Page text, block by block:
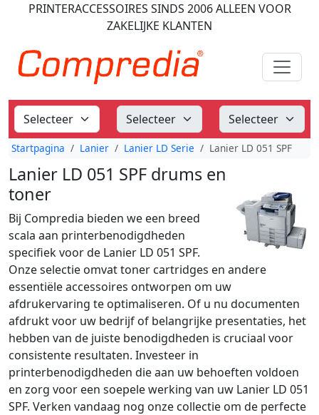
PRINTERACCESSOIRES SINDS 2006ALLEEN VOOR
ZAKELIJKE KLANTEN
Startpagina Lanier Lanier LD Serie Lanier LD 051 SPF
Lanier LD 051 SPF drums en
toner
Bij Compredia bieden we een breed
scala aan printerbenodigdheden
specifiek voor de Lanier LD 051 SPF.
Onze selectie omvat toner cartridges en andere
essentiële accessoires ontworpen om uw
afdrukervaring te optimaliseren. Of u nu documenten
afdrukt voor uw bedrijf of belangrijke presentaties, het
hebben van de juiste benodigdheden is cruciaal voor
consistente resultaten. Investeer in
printerbenodigdheden die aan uw behoeften voldoen
en zorg voor een soepele werking van uw Lanier LD 051
SPF. Verken vandaag nog onze collectie om de perfecte